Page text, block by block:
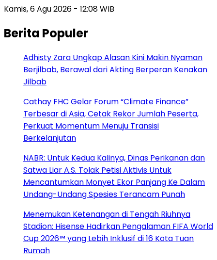
Kamis, 6 Agu 2026 - 12:08 WIB
Berita Populer
Adhisty Zara Ungkap Alasan Kini Makin Nyaman
Berjilbab, Berawal dari Akting Berperan Kenakan
Jilbab
Cathay FHC Gelar Forum “Climate Finance”
Terbesar di Asia, Cetak Rekor Jumlah Peserta,
Perkuat Momentum Menuju Transisi
Berkelanjutan
NABR: Untuk Kedua Kalinya, Dinas Perikanan dan
Satwa Liar A.S. Tolak Petisi Aktivis Untuk
Mencantumkan Monyet Ekor Panjang Ke Dalam
Undang-Undang Spesies Terancam Punah
Menemukan Ketenangan di Tengah Riuhnya
Stadion: Hisense Hadirkan Pengalaman FIFA World
Cup 2026™ yang Lebih Inklusif di 16 Kota Tuan
Rumah